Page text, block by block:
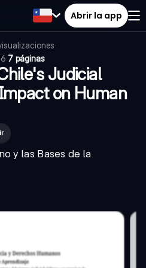
Abrir la app
·
·7 páginas
Judicial
on Human
y las Bases de la